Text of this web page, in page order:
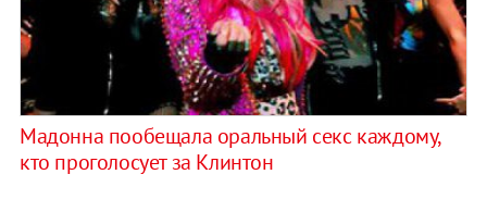
Мадонна пообещала оральный секс каждому,
кто проголосует за Клинтон